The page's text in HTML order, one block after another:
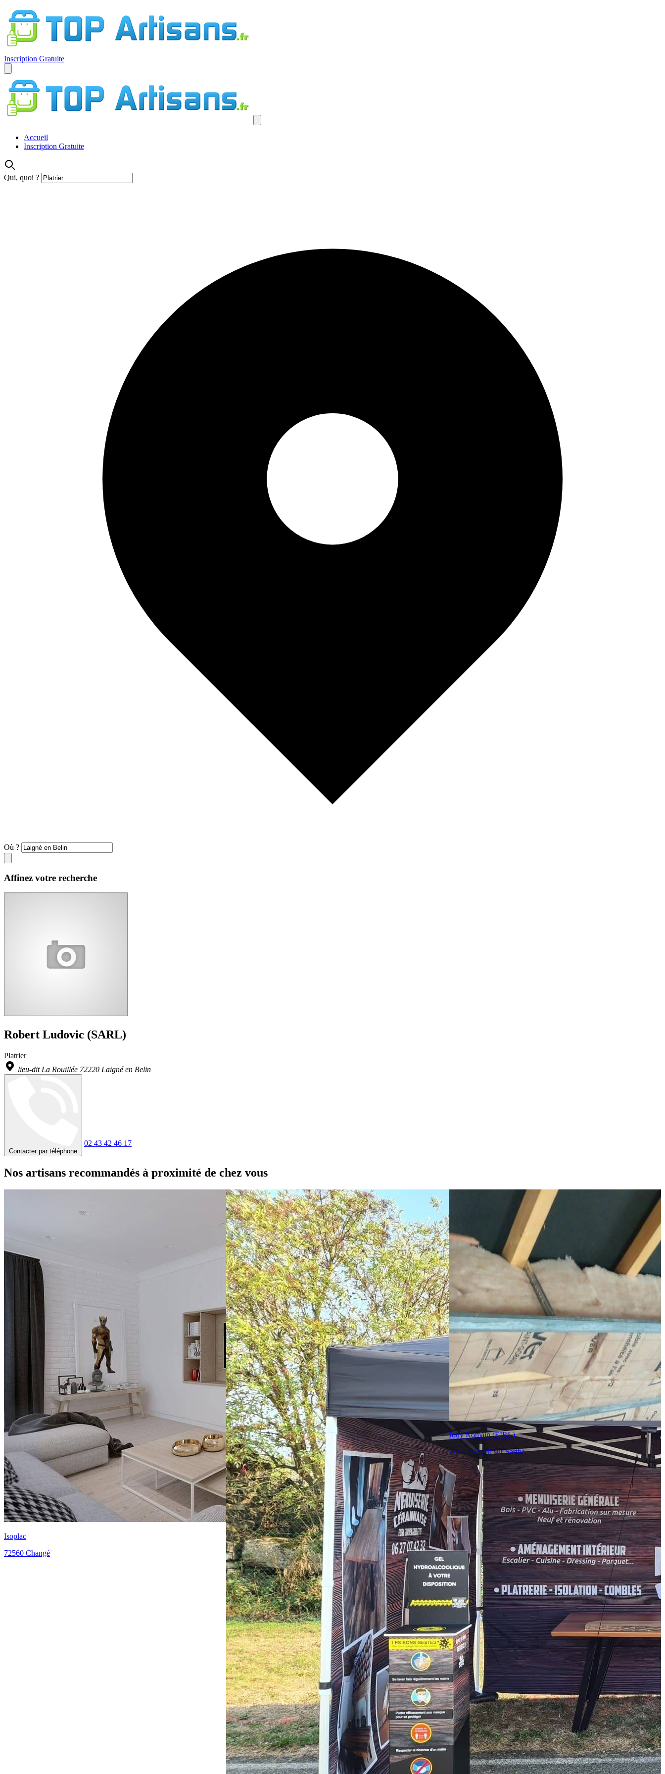
Inscription Gratuite
Accueil
Inscription Gratuite
Qui, quoi ?
Où ?
Affinez votre recherche
Robert Ludovic (SARL)
Platrier
lieu-dit La Rouillée 72220 Laigné en Belin
Contacter par téléphone
02 43 42 46 17
Nos artisans recommandés à proximité de chez vous
Jouy Romain (EIRL)
72430 Noyen sur Sarthe
Bastard Olivier
72800 La Chapelle aux Choux